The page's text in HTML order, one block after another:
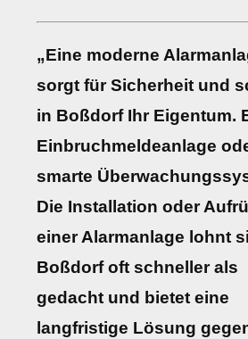
„Eine moderne
sorgt für Sicherheit und
in Boßdorf Ihr Eigentum.
Einbruchmeldeanlage
smarte
Die Installation oder
einer Alarmanlage lohnt
Boßdorf oft schneller als
gedacht und bietet eine
langfristige Lösung